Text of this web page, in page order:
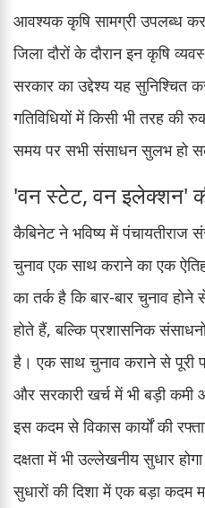
आवश्यक कृषि सामग्री उपलब्ध
जिला दौरों के दौरान इन कृषि
सरकार का उद्देश्य यह सुनिश्चित
गतिविधियों में किसी भी तरह की
समय पर सभी संसाधन सुलभ हो
'वन स्टेट, वन इलेक्शन'
कैबिनेट ने भविष्य में पंचायतीराज
चुनाव एक साथ कराने का एक
का तर्क है कि बार-बार चुनाव
होते हैं, बल्कि प्रशासनिक
है। एक साथ चुनाव कराने से पूरी
और सरकारी खर्च में भी बड़ी कमी
इस कदम से विकास कार्यों की
दक्षता में भी उल्लेखनीय सुधार
सुधारों की दिशा में एक बड़ा कदम